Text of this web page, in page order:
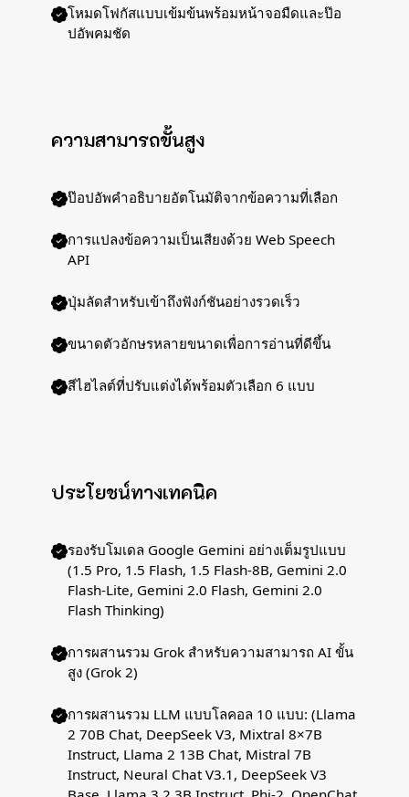
โหมดโฟกัสแบบเข้มข้นพร้อมหน้าจอมืดและป๊อ
ปอัพคมชัด
ความสามารถขั้นสูง
ป๊อปอัพคำอธิบายอัตโนมัติจากข้อความที่เลือก
การแปลงข้อความเป็นเสียงด้วย Web Speech
API
ปุ่มลัดสำหรับเข้าถึงฟังก์ชันอย่างรวดเร็ว
ขนาดตัวอักษรหลายขนาดเพื่อการอ่านที่ดีขึ้น
สีไฮไลต์ที่ปรับแต่งได้พร้อมตัวเลือก 6 แบบ
ประโยชน์ทางเทคนิค
รองรับโมเดล Google Gemini อย่างเต็มรูปแบบ
(1.5 Pro, 1.5 Flash, 1.5 Flash-8B, Gemini 2.0
Flash-Lite, Gemini 2.0 Flash, Gemini 2.0
Flash Thinking)
การผสานรวม Grok สำหรับความสามารถ AI ขั้น
สูง (Grok 2)
การผสานรวม LLM แบบโลคอล 10 แบบ: (Llama
2 70B Chat, DeepSeek V3, Mixtral 8×7B
Instruct, Llama 2 13B Chat, Mistral 7B
Instruct, Neural Chat V3.1, DeepSeek V3